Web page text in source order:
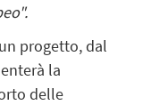
progetto, dal
la
delle